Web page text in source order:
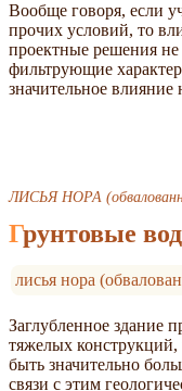
Вообще говоря, если
прочих условий, то
проектные решения
фильтрующие
значительное
ЛИСЬЯ НОРА
Грунтовые
лисья нора
Заглубленное здание
тяжелых
быть значительно
связи с этим